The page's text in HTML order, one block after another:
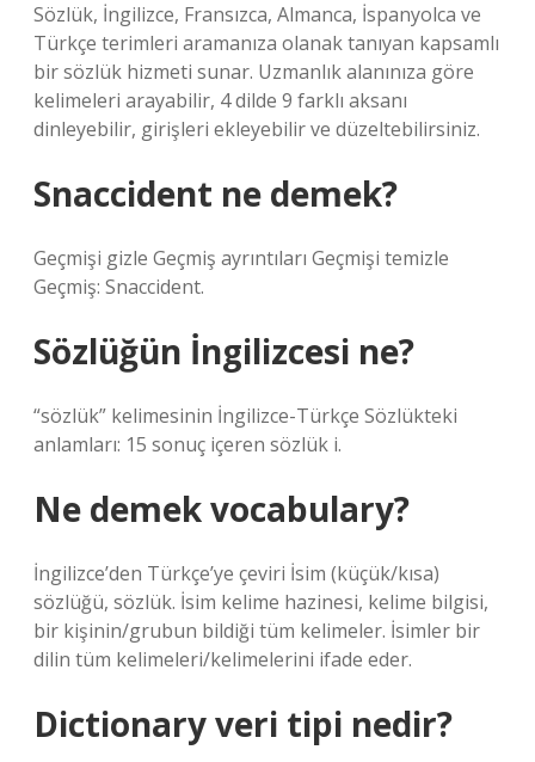
Sözlük, İngilizce, Fransızca, Almanca, İspanyolca ve
Türkçe terimleri aramanıza olanak tanıyan kapsamlı
bir sözlük hizmeti sunar. Uzmanlık alanınıza göre
kelimeleri arayabilir, 4 dilde 9 farklı aksanı
dinleyebilir, girişleri ekleyebilir ve düzeltebilirsiniz.
Snaccident ne demek?
Geçmişi gizle Geçmiş ayrıntıları Geçmişi temizle
Geçmiş: Snaccident.
Sözlüğün İngilizcesi ne?
“sözlük” kelimesinin İngilizce-Türkçe Sözlükteki
anlamları: 15 sonuç içeren sözlük i.
Ne demek vocabulary?
İngilizce’den Türkçe’ye çeviri İsim (küçük/kısa)
sözlüğü, sözlük. İsim kelime hazinesi, kelime bilgisi,
bir kişinin/grubun bildiği tüm kelimeler. İsimler bir
dilin tüm kelimeleri/kelimelerini ifade eder.
Dictionary veri tipi nedir?